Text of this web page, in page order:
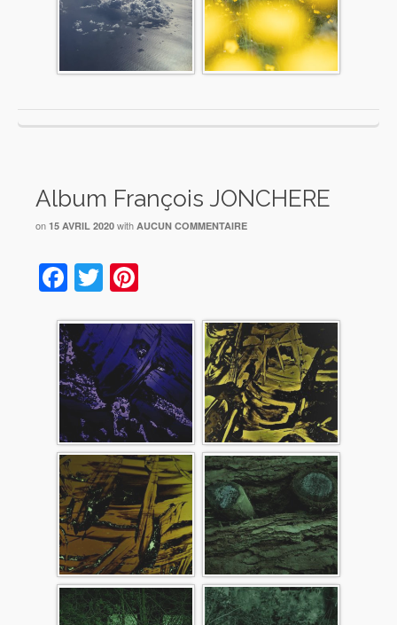
Album François JONCHERE
on 15 AVRIL 2020 with AUCUN COMMENTAIRE
Facebook
Twitter